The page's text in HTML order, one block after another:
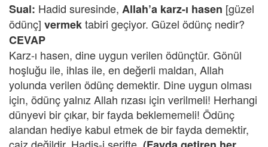
Sual: Hadid suresinde, Allah’a karz-ı hasen [güzel
ödünç] vermektabiri geçiyor. Güzel ödünç nedir?
CEVAP
Karz-ı hasen, dine uygun verilen ödünçtür. Gönül
hoşluğu ile, ihlas ile, en değerli maldan, Allah
yolunda verilen ödünç demektir. Dine uygun olması
için, ödünç yalnız Allah rızası için verilmeli! Herhangi
dünyevi bir çıkar, bir fayda beklememeli! Ödünç
alandan hediye kabul etmek de bir fayda demektir,